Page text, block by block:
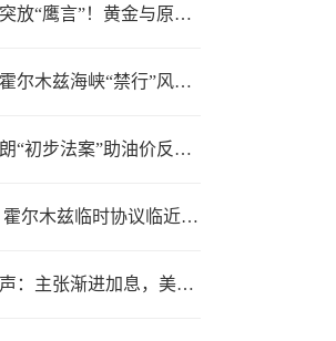
非农前夜，美联储突放“鹰言”！黄金与原油为何联手反攻？
8月7日财经早餐：霍尔木兹海峡“禁行”风波再起，油价急涨金价承压，非农夜市场博弈加剧
黄金交易提醒：伊朗“初步法案”助油价反弹逾3%，金价小幅承压，非农重磅来袭！
美伊迎来缓和窗口 霍尔木兹临时协议临近落地
美联储卡什卡利发声：主张渐进加息，美联储内部政策分歧